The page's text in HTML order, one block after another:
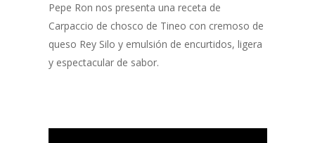
Pepe Ron nos presenta una receta de
Carpaccio de chosco de Tineo con cremoso de
queso Rey Silo y emulsión de encurtidos, ligera
y espectacular de sabor.